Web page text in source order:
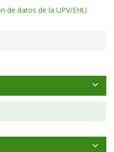
de datos de la UPV/EHU